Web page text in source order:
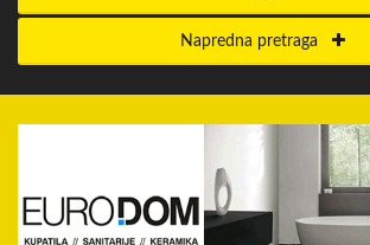
Napredna pretraga